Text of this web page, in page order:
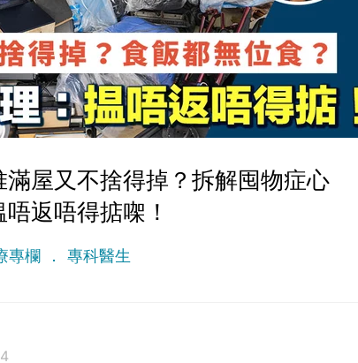
滿屋又不捨得掉？拆解囤物症心
返唔得掂㗎！
專欄 專科醫生